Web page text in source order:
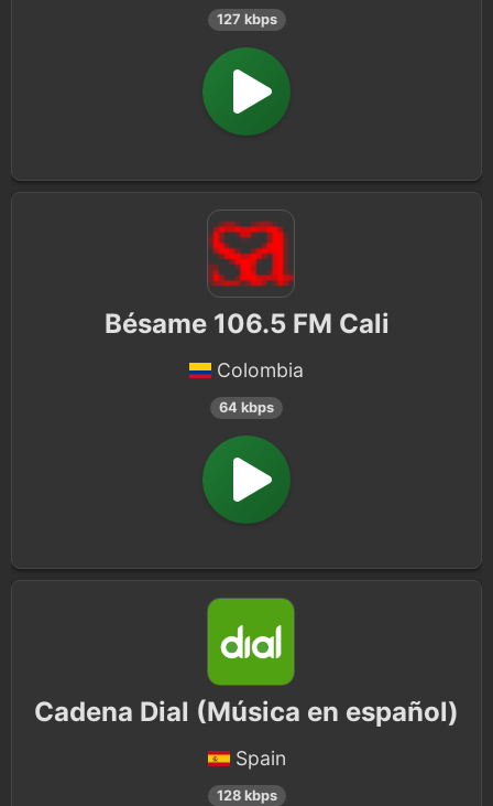
127 kbps
Bésame 106.5 FM Cali
Colombia
64 kbps
Cadena Dial (Música en español)
Spain
128 kbps